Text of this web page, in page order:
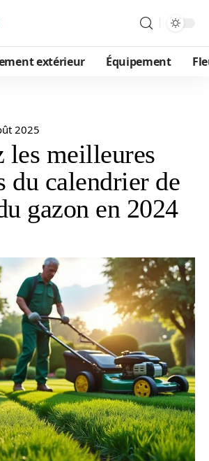
extérieur Équipement
2025
les meilleures
du calendrier de
gazon en 2024